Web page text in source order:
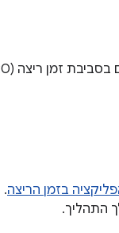
בזמן הריצה.
התהליך.